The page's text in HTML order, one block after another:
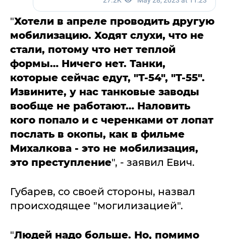
"Хотели в апреле проводить другую
мобилизацию. Ходят слухи, что не
стали, потому что нет теплой
формы… Ничего нет. Танки,
которые сейчас едут, "Т-54", "Т-55".
Извините, у нас танковые заводы
вообще не работают… Наловить
кого попало и с черенками от лопат
послать в окопы, как в фильме
Михалкова - это не мобилизация,
это преступление", - заявил Евич.
Губарев, со своей стороны, назвал
происходящее "могилизацией".
"Людей надо больше. Но, помимо